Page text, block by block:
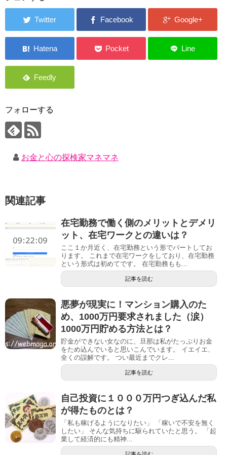
フォローする
お金と心の探検家マネマネ
関連記事
​在宅勤務で働く側のメリットとデメリ
ット、在宅ワークとの違いは？
ここ１か月近く、在宅勤務という形でパートしてお
ります。 これまで在宅ワークをしており、在宅勤務
という形式は初めてです。 在宅勤務もも...
記事を読む
悪夢が現実に！マンション購入のた
め、1000万円要求されました（涙）
1000万円貯める方法とは？
貯金ができない女なのに、旦那は私がたっぷりお金
をため込んでいると思いこんでいます。 イエイエ、
全くの誤解です。 つい最近までクレ...
記事を読む
自己投資に１０００万円つぎ込んだ私
が得たものとは？
「私も稼げるようになりたい」 「稼いで不安を無く
したい」 そんな気持ちに駆られていたと思う。 「起
業して経済的にも精神...